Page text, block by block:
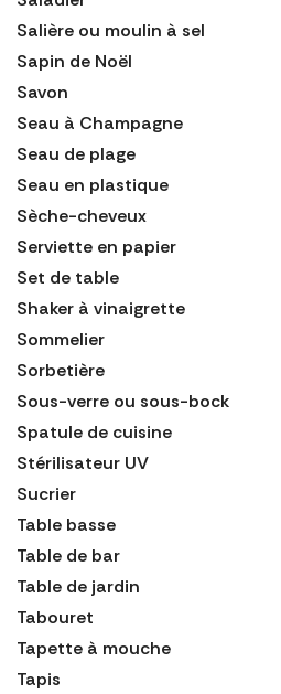
Salière ou moulin à sel
Sapin de Noël
Savon
Seau à Champagne
Seau de plage
Seau en plastique
Sèche-cheveux
Serviette en papier
Set de table
Shaker à vinaigrette
Sommelier
Sorbetière
Sous-verre ou sous-bock
Spatule de cuisine
Stérilisateur UV
Sucrier
Table basse
Table de bar
Table de jardin
Tabouret
Tapette à mouche
Tapis